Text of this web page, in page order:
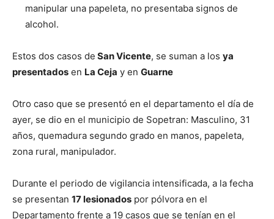
manipular una papeleta, no presentaba signos de
alcohol.
Estos dos casos de San Vicente, se suman a los ya
presentados en La Ceja y en Guarne
Otro caso que se presentó en el departamento el día de
ayer, se dio en el municipio de Sopetran: Masculino, 31
años, quemadura segundo grado en manos, papeleta,
zona rural, manipulador.
Durante el periodo de vigilancia intensificada, a la fecha
se presentan 17 lesionados por pólvora en el
Departamento frente a 19 casos que se tenían en el